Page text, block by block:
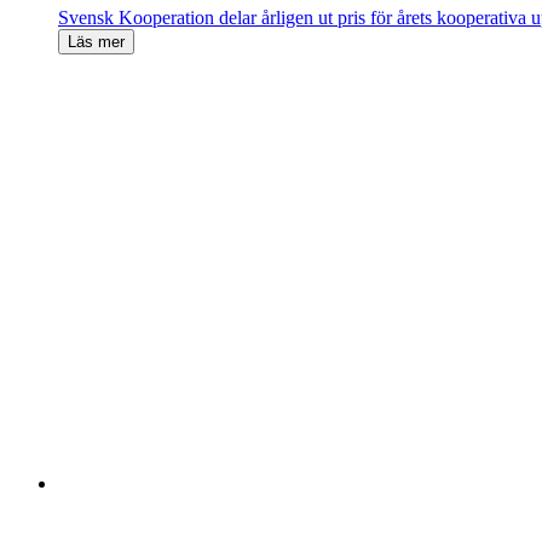
Svensk Kooperation delar årligen ut pris för årets kooperativa
Läs mer